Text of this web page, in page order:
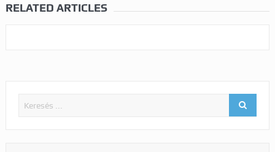
RELATED ARTICLES